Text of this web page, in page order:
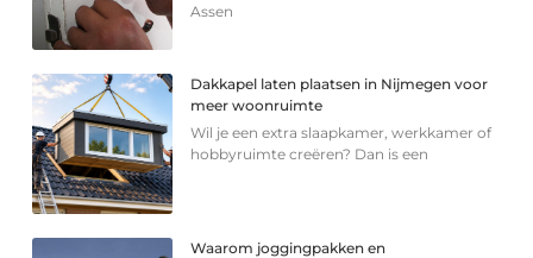
Assen
Dakkapel laten plaatsen in Nijmegen voor
meer woonruimte
Wil je een extra slaapkamer, werkkamer of
hobbyruimte creëren? Dan is een
Waarom joggingpakken en